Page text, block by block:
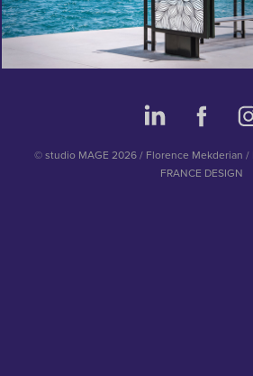
© studio MAGE 2026 / Florence Mekderian /
FRANCE DESIGN